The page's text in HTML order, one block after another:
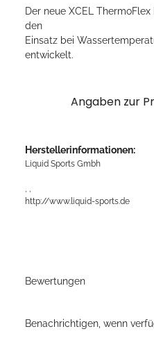
Der neue XCEL
den
Einsatz bei
entwickelt.
Angaben zur
Herstellerinformationen:
Liquid Sports Gmbh
http://www.liquid-sports.de
Bewertungen
Benachrichtigen, wenn